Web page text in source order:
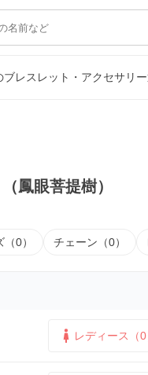
レスレット・アクセサリ
鳳眼菩提樹）
0） チェーン（0）
レディース（0